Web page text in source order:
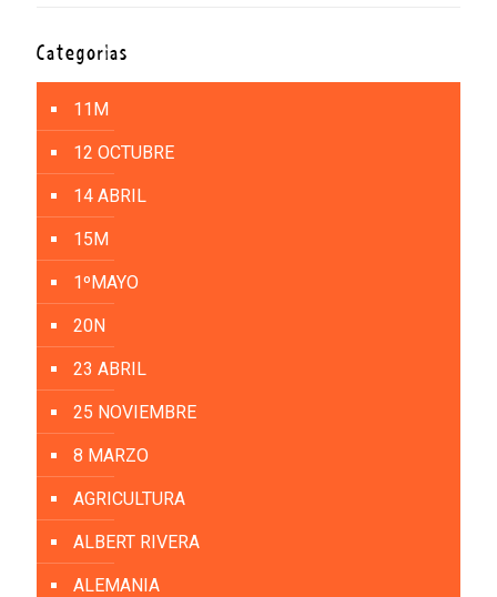
Categorías
11M
12 OCTUBRE
14 ABRIL
15M
1ºMAYO
20N
23 ABRIL
25 NOVIEMBRE
8 MARZO
AGRICULTURA
ALBERT RIVERA
ALEMANIA